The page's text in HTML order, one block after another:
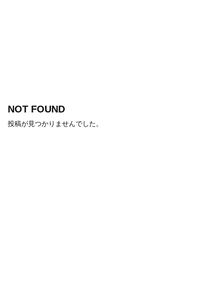
NOT FOUND
投稿が見つかりませんでした。